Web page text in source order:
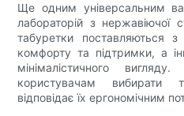
Ще одним універсальним
лабораторій з нержавіючої
табуретки поставляються
комфорту та підтримки, а
мінімалістичного
користувачам вибирати
відповідає їх ергономічним